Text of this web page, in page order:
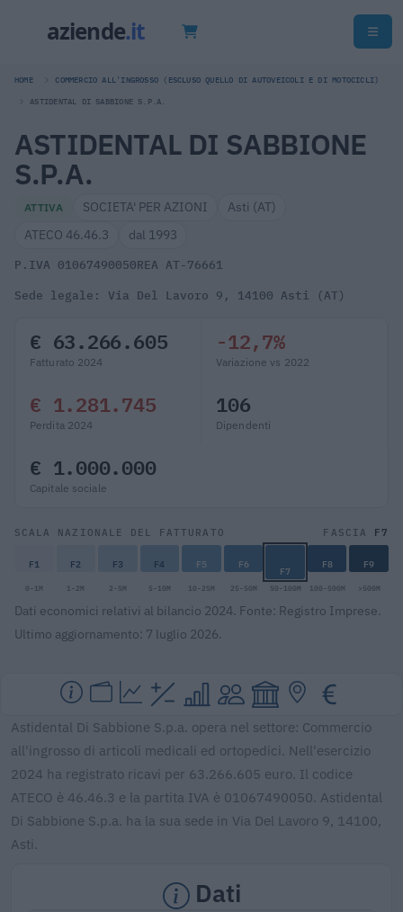
HOME COMMERCIO ALL'INGROSSO (ESCLUSO QUELLO DI AUTOVEICOLI E DI MOTOCICLI)
ASTIDENTAL DI SABBIONE S.P.A.
ASTIDENTAL DI SABBIONE
S.P.A.
ATTIVA SOCIETA' PER AZIONI
Asti (AT)
ATECO 46.46.3
dal 1993
P.IVA 01067490050REA AT-76661
Sede legale: Via Del Lavoro 9, 14100 Asti (AT)
€ 63.266.605
Fatturato 2024
-12,7%
Variazione vs 2022
€ 1.281.745
Perdita 2024
106
Dipendenti
€ 1.000.000
Capitale sociale
SCALA NAZIONALE DEL FATTURATO FASCIA F7
F1 F2 F3 F4 F5 F6 F7 F8 F9
0-1M 1-2M 2-5M 5-10M 10-25M 25-50M 50-100M 100-500M >500M
Dati economici relativi al bilancio 2024. Fonte: Registro Imprese.
Ultimo aggiornamento: 7 luglio 2026.
Astidental Di Sabbione S.p.a. opera nel settore: Commercio
all'ingrosso di articoli medicali ed ortopedici. Nell'esercizio
2024 ha registrato ricavi per 63.266.605 euro. Il codice
ATECO è 46.46.3 e la partita IVA è 01067490050. Astidental
Di Sabbione S.p.a. ha la sua sede in Via Del Lavoro 9, 14100,
Asti.
Dati